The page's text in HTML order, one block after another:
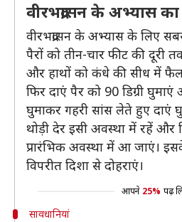
वीरभद्रासन के अभ्यास
वीरभद्रासन के अभ्यास के लिए
पैरों को तीन-चार फीट की दूरी
और हाथों को कंधे की सीध में
फिर दाएं पैर को 90 डिग्री
घुमाकर गहरी सांस लेते हुए दाएं
थोड़ी देर इसी अवस्था में रहें और
प्रारंभिक अवस्था में आ जाएं।
विपरीत दिशा से दोहराएं।
आपने 25% पढ़
सावधानियां